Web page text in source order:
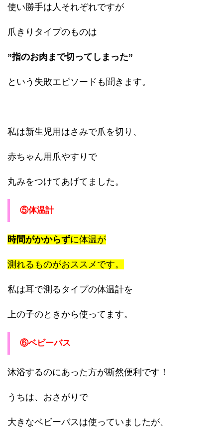
使い勝手は人それぞれですが
爪きりタイプのものは
”指のお肉まで切ってしまった”
という失敗エピソードも聞きます。
私は新生児用はさみで爪を切り、
赤ちゃん用爪やすりで
丸みをつけてあげてました。
⑤体温計
時間がかからずに体温が
測れるものがおススメです。
私は耳で測るタイプの体温計を
上の子のときから使ってます。
⑥ベビーバス
沐浴するのにあった方が断然便利です！
うちは、おさがりで
大きなベビーバスは使っていましたが、